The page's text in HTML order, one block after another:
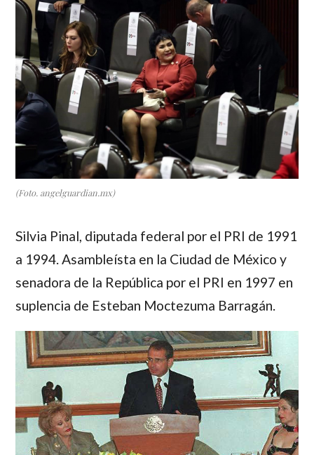
(Foto. angelguardian.mx)
Silvia Pinal, diputada federal por el PRI de 1991
a 1994. Asambleísta en la Ciudad de México y
senadora de la República por el PRI en 1997 en
suplencia de Esteban Moctezuma Barragán.